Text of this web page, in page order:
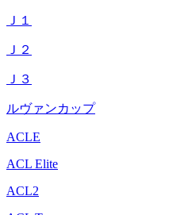
Ｊ１
Ｊ２
Ｊ３
ルヴァンカップ
ACLE
ACL Elite
ACL2